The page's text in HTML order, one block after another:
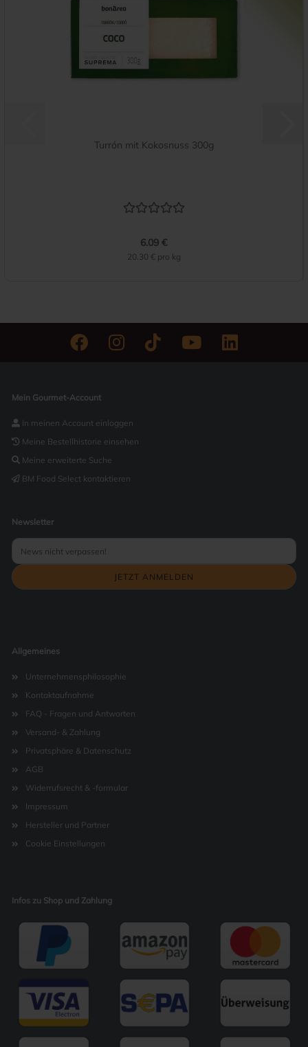
Turrón mit Kokosnuss 300g
6.09 €
20.30 € pro kg
Mein Gourmet-Account
In meinen Account einloggen
Meine Bestellhistorie einsehen
Meine erweiterte Suche
BM Food Select kontaktieren
Newsletter
Allgemeines
Unternehmensphilosophie
Kontaktaufnahme
FAQ - Fragen und Antworten
Versand- & Zahlung
Privatsphäre & Datenschutz
AGB
Widerrufsrecht & -formular
Impressum
Hersteller und Partner
Cookie Einstellungen
Infos zu Shop und Zahlung